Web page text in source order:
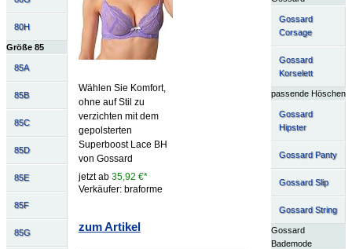
80H
Größe 85
85A
85B
85C
85D
85E
85F
85G
Gossard
Corsage
Gossard
Korselett
passende Höschen
Gossard
Hipster
Gossard Panty
Gossard Slip
Gossard String
Gossard
Bademode
Wählen Sie Komfort,
ohne auf Stil zu
verzichten mit dem
gepolsterten
Superboost Lace BH
von Gossard
jetzt ab 35,92 €*
Verkäufer: braforme
zum Artikel